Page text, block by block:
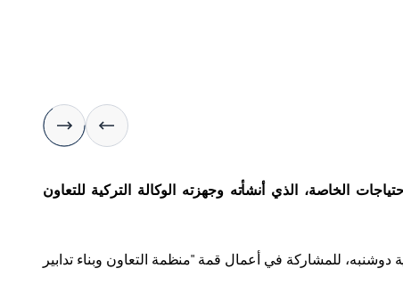
الخاصة، الذي أنشأته وجهزته الوكالة التركية للتعاون
للمشاركة في أعمال قمة "منظمة التعاون وبناء تدابير